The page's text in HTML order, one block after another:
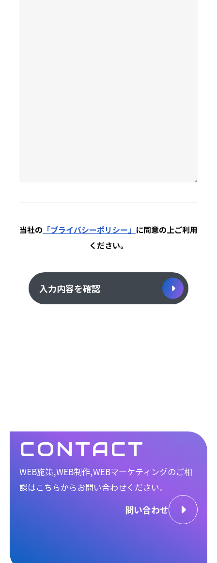
当社の 「プライバシーポリシー」 に同意の上ご利用
ください。
入力内容を確認
CONTACT
WEB施策,WEB制作,WEBマーケティングのご相
談はこちらからお問い合わせください。
問い合わせ